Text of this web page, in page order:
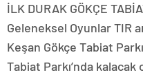
İLK DURAK GÖKÇE
Geleneksel Oyunlar TIR
Keşan Gökçe Tabiat
Tabiat Parkı’nda kalacak